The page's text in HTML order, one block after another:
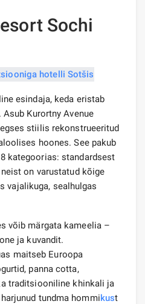
Sochi
esindaja, keda eristab
Asub Kurortny Avenue
stiilis rekonstrueeritud
hoones. See pakub
kategoorias: standardsest
on varustatud kõige
vajalikuga, sealhulgas
võib märgata kameelia –
ja kuvandit.
maitseb Euroopa
panna cotta,
traditsiooniline khinkali ja
tundma hommikust